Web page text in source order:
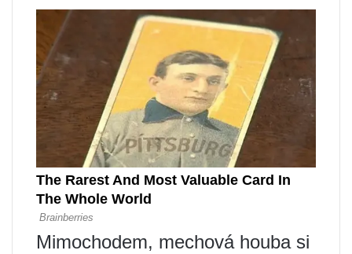
Mimochodem, mechová houba si